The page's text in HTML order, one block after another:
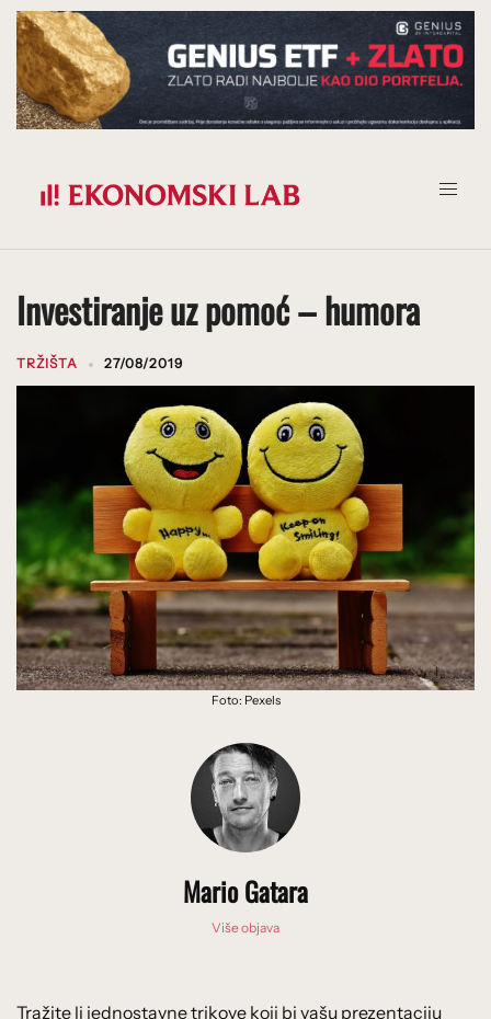
Prijeđi
na
sadržaj
Investiranje uz pomoć – humora
TRŽIŠTA 27/08/2019
Foto: Pexels
Mario Gatara
Više objava
Tražite li jednostavne trikove koji bi vašu prezentaciju